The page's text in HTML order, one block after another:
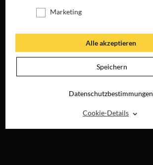
EINE FAMILIE
RAY, DVD &
Marketing
Alle akzeptieren
Speichern
Datenschutzbestimmungen
Cookie-Details ⌃